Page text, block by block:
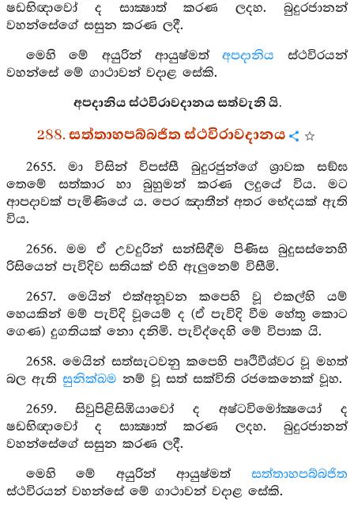
ෂඩභිඥාවෝ ද සාක්‍ෂාත් කරණ ලදහ. බුදුරජානන්
වහන්සේගේ සසුන කරණ ලදී.
මෙහි මේ අයුරින් ආයුෂ්මත්අපදානිය ස්ථවිරයන්
වහන්සේ මේ ගාථාවන් වදාළ සේකි.
අපදානිය ස්ථවිරාවදානය සත්වැනි යි.
288. සත්තාහපබ්බජිත ස්ථවිරාවදානය
2655. මා විසින් විපස්සී බුදුරජුන්ගේ ශ්‍රාවක සඞ්ඝ
තෙමේ සත්කාර හා බුහුමන් කරණ ලදුයේ විය. මට
ආපදාවක් පැමිණියේ ය. පෙර ඤාතීන් අතර භේදයක් ඇති
විය.
2656. මම ඒ උවදුරින් සන්සිඳීම පිණිස බුදුසස්නෙහි
රිසියෙන් පැවිදිව සතියක් එහි ඇලුනෙම් විසීමි.
2657. මෙයින් එක්අනූවන කපෙහි වූ එකල්හි යම්
හෙයකින් මම් පැවිදි වූයෙම් ද (ඒ පැවිදි වීම හේතු කොට
ගෙණ) දුගතියක් නො දනිමි. පැවිද්දෙහි මේ විපාක යි.
2658. මෙයින් සත්සැටවනු කපෙහි පෘථිවීශ්වර වූ මහත්
බල ඇති සුනික්ඛම නම් වූ සත් සක්විති රජකෙනෙක් වූහ.
2659. සිවුපිළිසිඹියාවෝ ද අෂ්ටවිමෝක්‍ෂයෝ ද
ෂඩභිඥාවෝ ද සාක්‍ෂාත් කරණ ලදහ. බුදුරජානන්
වහන්සේගේ සසුන කරණ ලදී.
මෙහි මේ අයුරින් ආයුෂ්මත් සත්තාහපබ්බජිත
ස්ථවිරයන් වහන්සේ මේ ගාථාවන් වදාළ සේකි.